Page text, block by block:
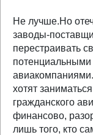
Не лучше.Но
заводы-
перестраивать
потенциальными
хотят
гражданского
финансово,
лишь того, кто